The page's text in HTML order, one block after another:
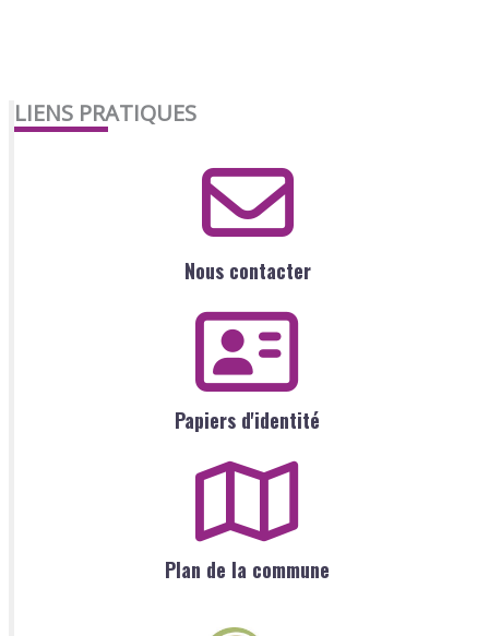
LIENS PRATIQUES
Nous contacter
Papiers d'identité
Plan de la commune